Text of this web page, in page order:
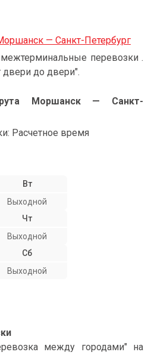
— Санкт-Петербург
перевозки .
двери до двери".
Моршанск — Санкт-
Расчетное время
Вт
Выходной
Чт
Выходной
Сб
Выходной
между городами" на